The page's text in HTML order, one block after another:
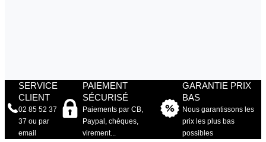
SERVICE
CLIENT
02 85 52 37
37 ou par
email
PAIEMENT
SÉCURISÉ
Paiements par CB,
Paypal, chèques,
virement...
GARANTIE PRIX
BAS
Nous garantissons les
prix les plus bas
possibles